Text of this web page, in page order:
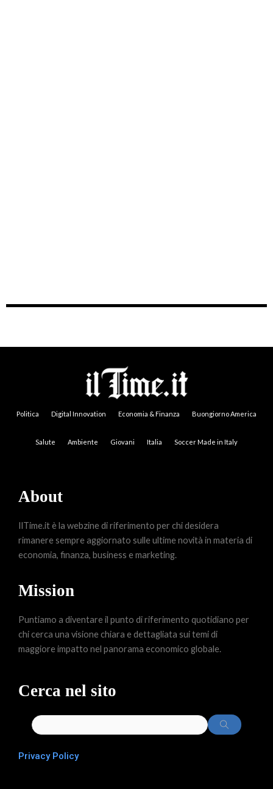
Politica Digital Innovation Economia & Finanza Buongiorno America
Salute Ambiente Giovani Italia Soccer Made in Italy
About
IlTime.it è la webzine di riferimento per chi desidera
rimanere sempre aggiornato sulle ultime novità in materia di
economia, finanza, business e marketing.
Mission
Puntiamo a diventare il punto di riferimento quotidiano per
chi cerca una visione chiara e dettagliata sui temi di
maggiore impatto nel panorama economico globale.
Cerca nel sito
Privacy Policy